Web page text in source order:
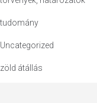
tudomány
Uncategorized
zöld átállás